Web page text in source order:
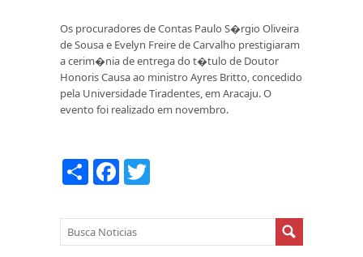
Os procuradores de Contas Paulo S�rgio Oliveira
de Sousa e Evelyn Freire de Carvalho prestigiaram
a cerim�nia de entrega do t�tulo de Doutor
Honoris Causa ao ministro Ayres Britto, concedido
pela Universidade Tiradentes, em Aracaju. O
evento foi realizado em novembro.
COMPARTILHAR
FACEBOOKTWITTER